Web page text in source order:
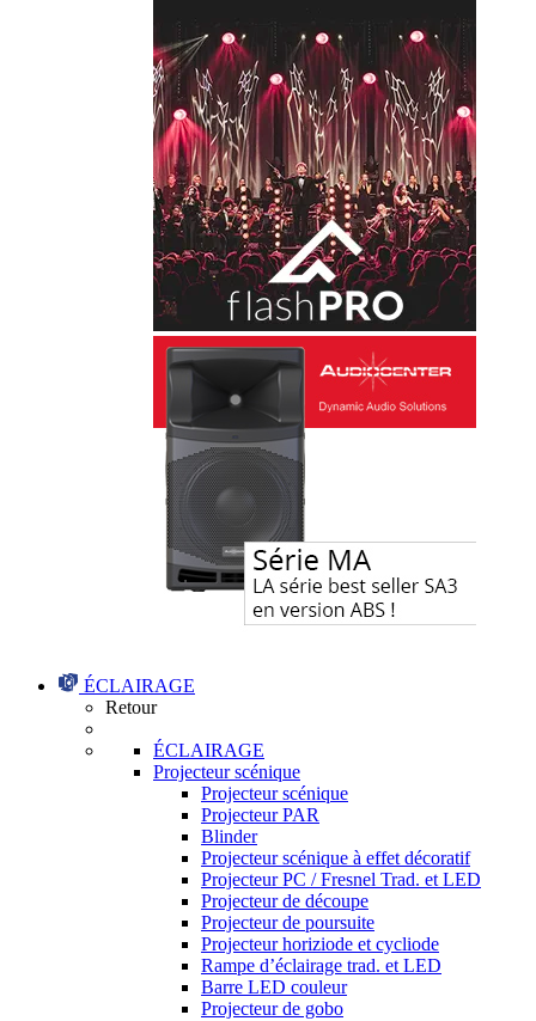
ÉCLAIRAGE
Retour
ÉCLAIRAGE
Projecteur scénique
Projecteur scénique
Projecteur PAR
Blinder
Projecteur scénique à effet décoratif
Projecteur PC / Fresnel Trad. et LED
Projecteur de découpe
Projecteur de poursuite
Projecteur horiziode et cycliode
Rampe d’éclairage trad. et LED
Barre LED couleur
Projecteur de gobo